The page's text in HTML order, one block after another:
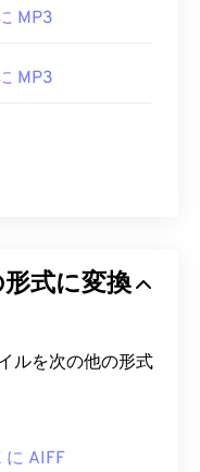
MP3
MP3
式に変換
に AIFF